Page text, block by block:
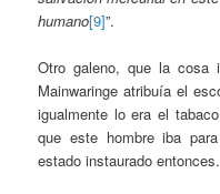
humano[9]”.
Otro galeno, que la cosa
Mainwaringe atribuía el
igualmente lo era el
que este hombre iba
estado instaurado entonces.